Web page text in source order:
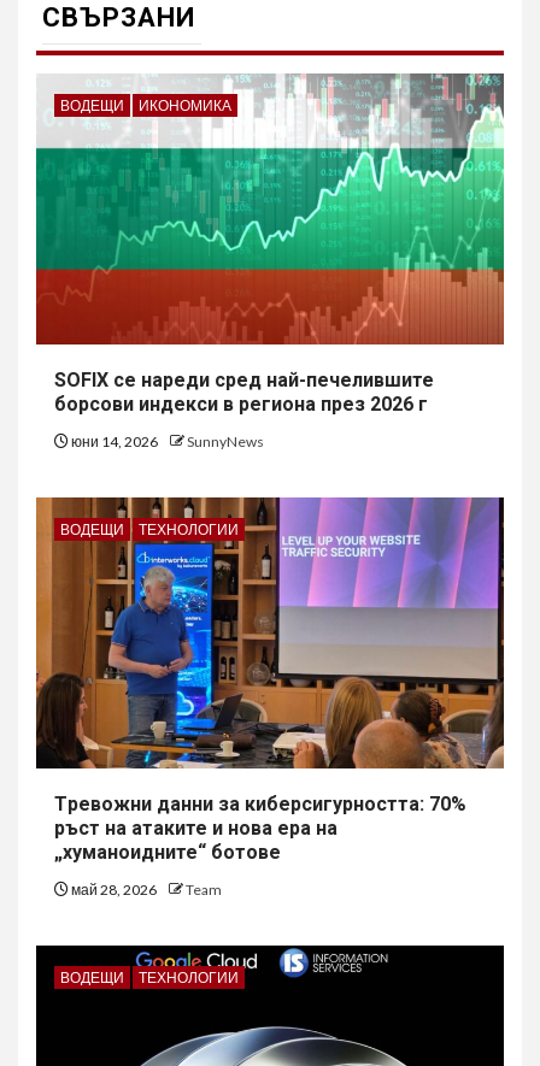
СВЪРЗАНИ
ВОДЕЩИ ИКОНОМИКА
SOFIX се нареди сред най-печелившите
борсови индекси в региона през 2026 г
юни 14, 2026 SunnyNews
ВОДЕЩИ ТЕХНОЛОГИИ
Tревожни данни за киберсигурността: 70%
ръст на атаките и нова ера на
„хуманоидните“ ботове
май 28, 2026 Team
ВОДЕЩИ ТЕХНОЛОГИИ